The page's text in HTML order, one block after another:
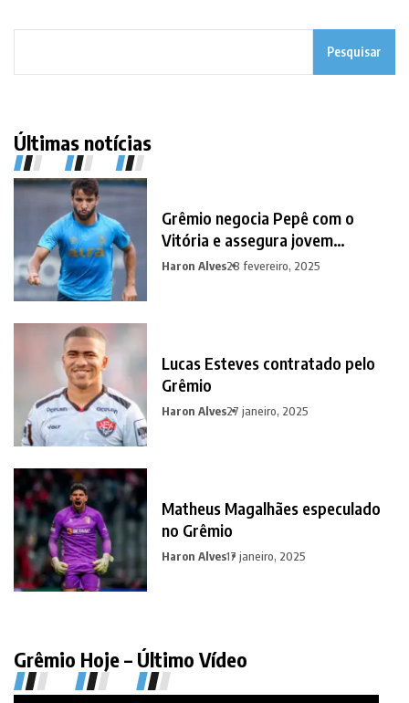
Pesquisar
Últimas notícias
Grêmio negocia Pepê com o
Vitória e assegura jovem
promessa em contrapartida
Haron Alves28 fevereiro, 2025
Lucas Esteves contratado pelo
Grêmio
Haron Alves27 janeiro, 2025
Matheus Magalhães especulado
no Grêmio
Haron Alves17 janeiro, 2025
Grêmio Hoje – Último Vídeo